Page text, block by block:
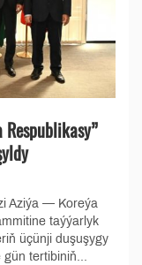
Aziýa — Koreýa
taýýarlyk
üçünji duşuşygy
gün tertibiniň...